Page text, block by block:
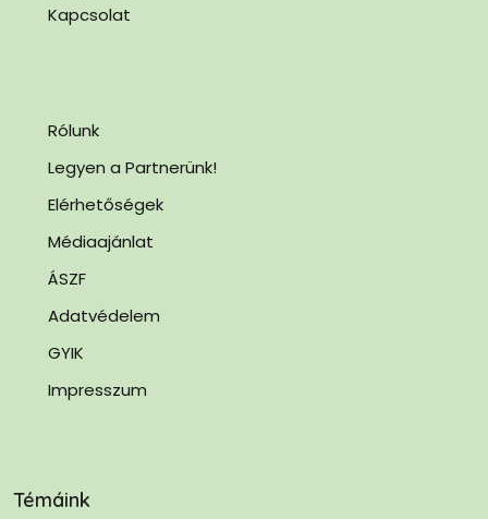
Kapcsolat
Rólunk
Legyen a Partnerünk!
Elérhetőségek
Médiaajánlat
ÁSZF
Adatvédelem
GYIK
Impresszum
Témáink